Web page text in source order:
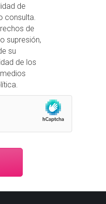
de
consulta.
de
supresión,
su
de los